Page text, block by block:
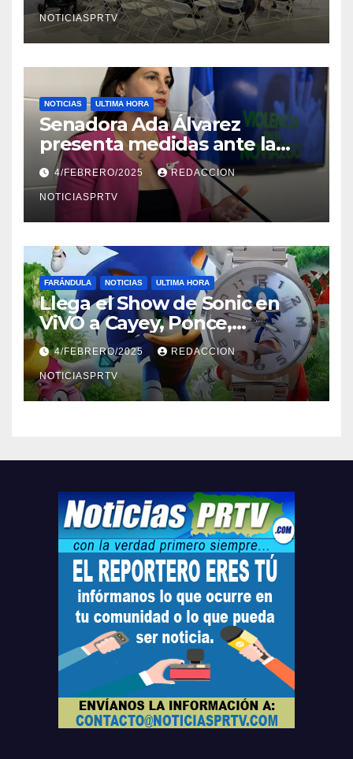
NOTICIASPRTV
NOTICIAS ULTIMA HORA
Senadora Ada Álvarez
presenta medidas ante la
violencia en el noviazgo
4/FEBRERO/2025 REDACCION
NOTICIASPRTV
FARÁNDULA NOTICIAS ULTIMA HORA
Llega el Show de Sonic en
ViVO a Cayey, Ponce,
Barceloneta y Humacao,
Relojes gratis para el que
compre ahora….
4/FEBRERO/2025 REDACCION
NOTICIASPRTV